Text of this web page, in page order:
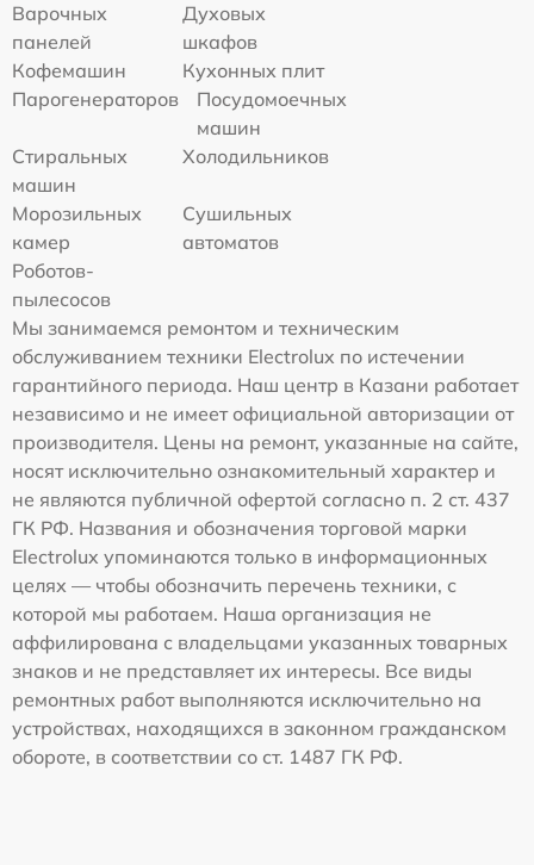
Варочных
панелей
Духовых
шкафов
Кофемашин
Кухонных плит
Парогенераторов
Посудомоечных
машин
Стиральных
машин
Холодильников
Морозильных
камер
Сушильных
автоматов
Роботов-
пылесосов
Мы занимаемся ремонтом и техническим
обслуживанием техники Electrolux по истечении
гарантийного периода. Наш центр в Казани работает
независимо и не имеет официальной авторизации от
производителя. Цены на ремонт, указанные на сайте,
носят исключительно ознакомительный характер и
не являются публичной офертой согласно п. 2 ст. 437
ГК РФ. Названия и обозначения торговой марки
Electrolux упоминаются только в информационных
целях — чтобы обозначить перечень техники, с
которой мы работаем. Наша организация не
аффилирована с владельцами указанных товарных
знаков и не представляет их интересы. Все виды
ремонтных работ выполняются исключительно на
устройствах, находящихся в законном гражданском
обороте, в соответствии со ст. 1487 ГК РФ.